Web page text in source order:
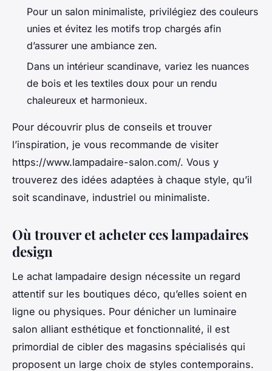
Pour un salon minimaliste, privilégiez des couleurs
unies et évitez les motifs trop chargés afin
d’assurer une ambiance zen.
Dans un intérieur scandinave, variez les nuances
de bois et les textiles doux pour un rendu
chaleureux et harmonieux.
Pour découvrir plus de conseils et trouver
l’inspiration, je vous recommande de visiter
https://www.lampadaire-salon.com/. Vous y
trouverez des idées adaptées à chaque style, qu’il
soit scandinave, industriel ou minimaliste.
Où trouver et acheter ces lampadaires
design
Le achat lampadaire design nécessite un regard
attentif sur les boutiques déco, qu’elles soient en
ligne ou physiques. Pour dénicher un luminaire
salon alliant esthétique et fonctionnalité, il est
primordial de cibler des magasins spécialisés qui
proposent un large choix de styles contemporains.